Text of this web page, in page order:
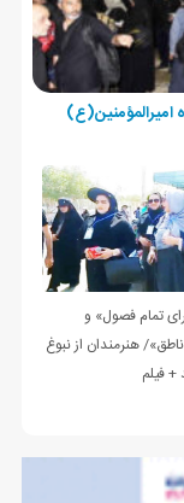
امیرالمؤمنین(ع)